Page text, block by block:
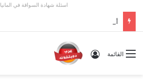
اسئلة شهادة السواقة في المانيا
أوسبيلدونغ تبريد مراكز البيانات في ألمانيا 2026: الأجور والشروط
القائمة تسجيل الدخول